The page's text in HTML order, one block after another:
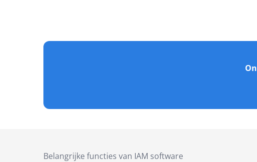
Belangrijke functies van IAM software